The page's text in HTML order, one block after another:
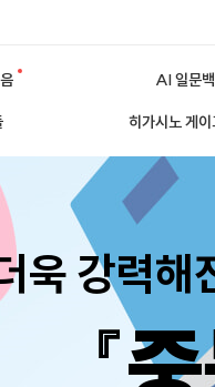
AI 일문
히가시노 게이
욱 강력해